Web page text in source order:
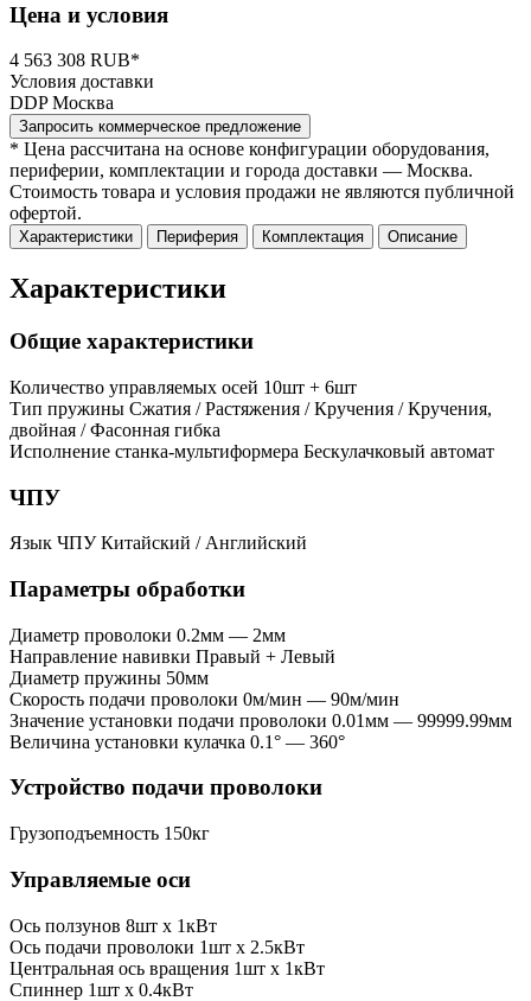
Цена и условия
4 563 308 RUB*
Условия доставки
DDP Москва
Запросить коммерческое предложение
* Цена рассчитана на основе конфигурации оборудования,
периферии, комплектации и города доставки — Москва.
Стоимость товара и условия продажи не являются публичной
офертой.
Характеристики Периферия Комплектация Описание
Характеристики
Общие характеристики
Количество управляемых осей 10шт + 6шт
Тип пружины Сжатия / Растяжения / Кручения / Кручения,
двойная / Фасонная гибка
Исполнение станка-мультиформера Бескулачковый автомат
ЧПУ
Язык ЧПУ Китайский / Английский
Параметры обработки
Диаметр проволоки 0.2мм — 2мм
Направление навивки Правый + Левый
Диаметр пружины 50мм
Скорость подачи проволоки 0м/мин — 90м/мин
Значение установки подачи проволоки 0.01мм — 99999.99мм
Величина установки кулачка 0.1° — 360°
Устройство подачи проволоки
Грузоподъемность 150кг
Управляемые оси
Ось ползунов 8шт x 1кВт
Ось подачи проволоки 1шт x 2.5кВт
Центральная ось вращения 1шт x 1кВт
Спиннер 1шт x 0.4кВт